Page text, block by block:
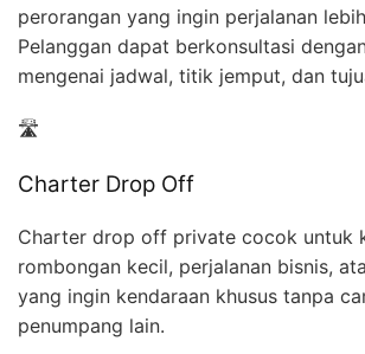
perorangan yang ingin perjalanan
Pelanggan dapat berkonsultasi
mengenai jadwal, titik jemput, dan
🛣️
Charter Drop Off
Charter drop off private cocok untuk
rombongan kecil, perjalanan bisnis,
yang ingin kendaraan khusus tanpa
penumpang lain.